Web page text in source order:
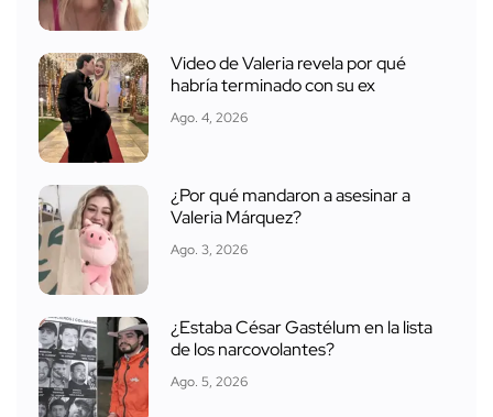
Video de Valeria revela por qué
habría terminado con su ex
Ago. 4, 2026
¿Por qué mandaron a asesinar a
Valeria Márquez?
Ago. 3, 2026
¿Estaba César Gastélum en la lista
de los narcovolantes?
Ago. 5, 2026